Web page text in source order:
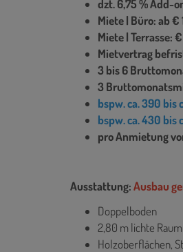
dzt. 6,75 % Add-
Miete | Büro: ab
Miete | Terrasse:
Mietvertrag
3 bis 6
3
bspw. ca. 390 bis
bspw. ca. 430 bis
pro Anmietung
Ausstattung:Ausbau
Doppelboden
2,80 m lichte
Holzoberflächen,